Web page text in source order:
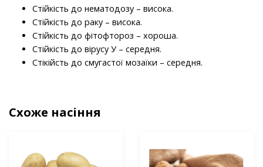
Стійкість до нематодозу – висока.
Стійкість до раку – висока.
Стійкість до фітофтороз – хороша.
Стійкість до вірусу У – середня.
Стікійсть до смугастої мозаїки – середня.
Схоже насіння